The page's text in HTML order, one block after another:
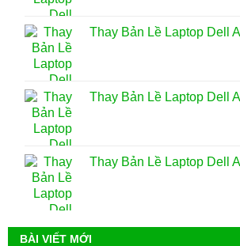
Thay Bản Lề Laptop Dell
Thay Bản Lề Laptop Dell
Thay Bản Lề Laptop Dell
BÀI VIẾT MỚI